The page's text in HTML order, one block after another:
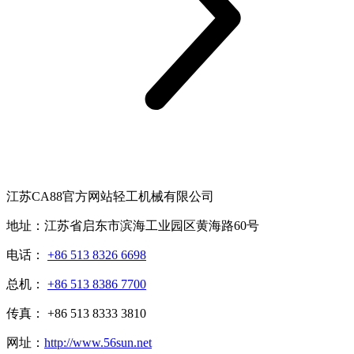
江苏CA88官方网站轻工机械有限公司
地址：江苏省启东市滨海工业园区黄海路60号
电话： +86 513 8326 6698
总机： +86 513 8386 7700
传真： +86 513 8333 3810
网址： http://www.56sun.net